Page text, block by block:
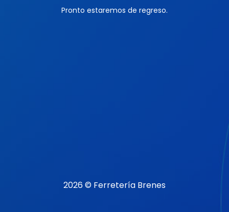
Pronto estaremos de regreso.
2026 © Ferretería Brenes